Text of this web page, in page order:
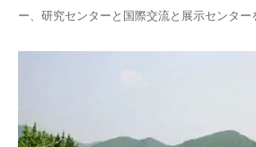
ー、研究センターと国際交流と展示センター